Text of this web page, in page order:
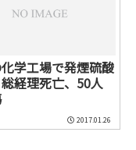
学工場で発煙硫酸
経理死亡、50人
2017.01.26